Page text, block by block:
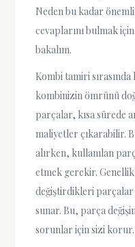
Neden bu kadar
cevaplarını bulmak
bakalım.
Kombi tamiri
kombinizin ömrünü
parçalar, kısa sürede
maliyetler çıkarabilir.
alırken, kullanılan
etmek gerekir.
değiştirdikleri parçalar
sunar. Bu, parça
sorunlar için sizi korur.